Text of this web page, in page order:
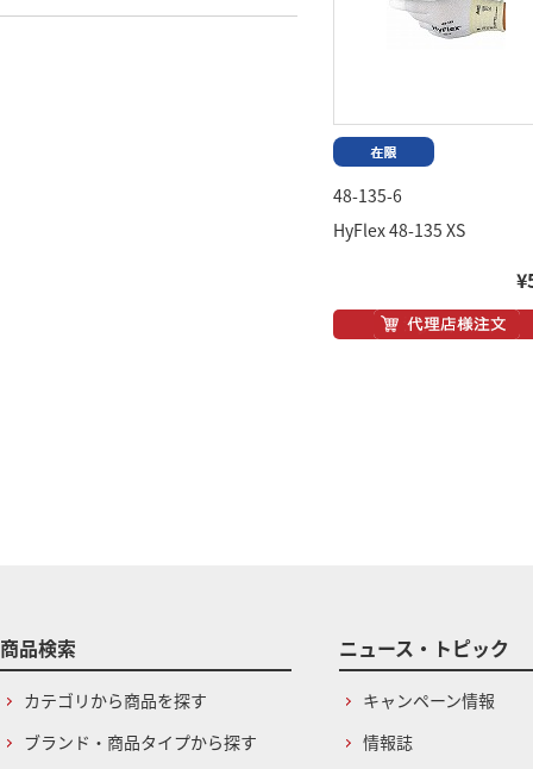
48-135-6
HyFlex 48-135 XS
商品検索
カテゴリから商品を探す
ブランド・商品タイプから探す
ニュース・トピック
キャンペーン情報
情報誌